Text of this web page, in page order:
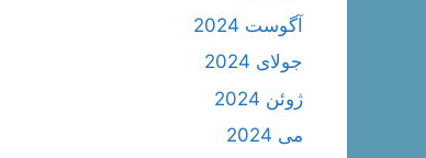
آگوست 2024
جولای 2024
ژوئن 2024
می 2024